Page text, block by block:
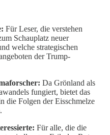
Für Leser, die verstehen
Schauplatz neuer
welche strategischen
der Trump-
Da Grönland als
fungiert, bietet das
die Folgen der Eisschmelze
Für alle, die die